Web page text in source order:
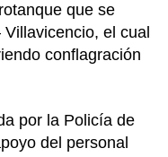
que se
el cual
conflagración
por la Policía de
del personal